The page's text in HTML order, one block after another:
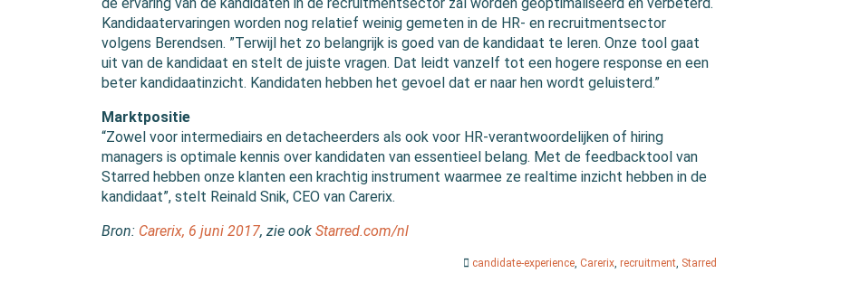
Kandidaatervaringen worden nog relatief weinig gemeten in de HR- en recruitmentsector
volgens Berendsen. ”Terwijl het zo belangrijk is goed van de kandidaat te leren. Onze tool gaat
uit van de kandidaat en stelt de juiste vragen. Dat leidt vanzelf tot een hogere response en een
beter kandidaatinzicht. Kandidaten hebben het gevoel dat er naar hen wordt geluisterd.”
Marktpositie
“Zowel voor intermediairs en detacheerders als ook voor HR-verantwoordelijken of hiring
managers is optimale kennis over kandidaten van essentieel belang. Met de feedbacktool van
Starred hebben onze klanten een krachtig instrument waarmee ze realtime inzicht hebben in de
kandidaat”, stelt Reinald Snik, CEO van Carerix.
Bron: Carerix, 6 juni 2017, zie ook Starred.com/nl
candidate-experience,Carerix,recruitment, Starred